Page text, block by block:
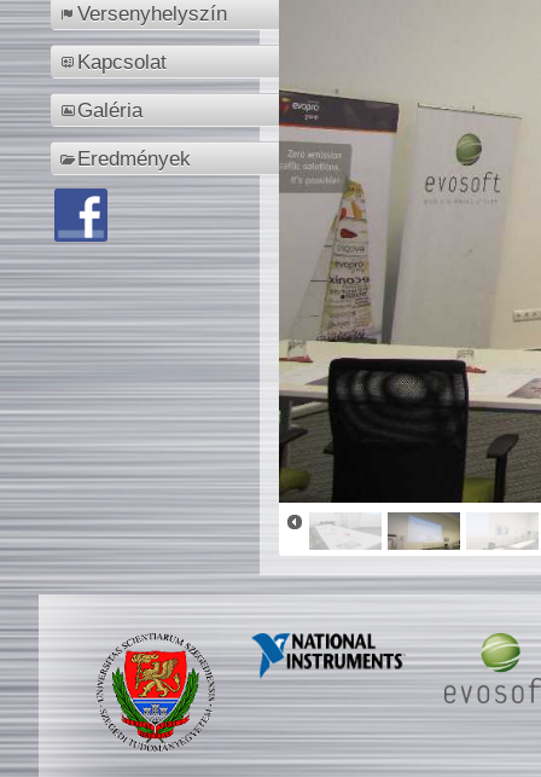
Versenyhelyszín
Kapcsolat
Galéria
Eredmények